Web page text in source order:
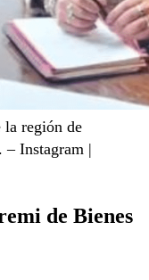
la región de
– Instagram |
de Bienes